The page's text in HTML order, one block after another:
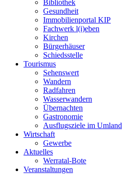
Bibliothek
Gesundheit
Immobilienportal KIP
Fachwerk l(i)eben
Kirchen
Bürgerhäuser
Schiedsstelle
Tourismus
Sehenswert
Wandern
Radfahren
Wasserwandern
Übernachten
Gastronomie
Ausflugsziele im Umland
Wirtschaft
Gewerbe
Aktuelles
Werratal-Bote
Veranstaltungen